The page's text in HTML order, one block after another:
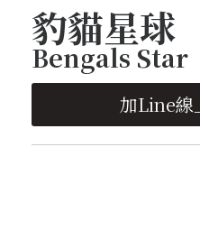
豹貓星球
Bengals Star
加Line線
等家的豹貓-特價區
英短-代售區
塞爾凱克捲毛貓-代售區
豹貓明星-廣告拍攝